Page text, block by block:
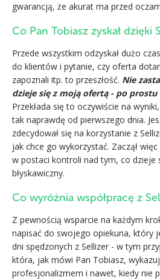
gwarancją, że akurat ma przed
Co Pan Tobiasz zyskał dzięki
Przede wszystkim odzyskał dużo
do klientów i pytanie, czy oferta
zapoznali itp. to przeszłość. Nie
dzieje się z moją ofertą - po
Przekłada się to oczywiście na
tak naprawdę od pierwszego dnia.
zdecydował się na korzystanie z
jak chce go wykorzystać. Zaczął
w postaci kontroli nad tym, co dzieje
błyskawiczny.
Co wyróżnia współpracę z
Z pewnością wsparcie na każdym
napisać do swojego opiekuna, który
dni spędzonych z Sellizer - w tym
która, jak mówi Pan Tobiasz,
profesjonalizmem i nawet, kiedy nie